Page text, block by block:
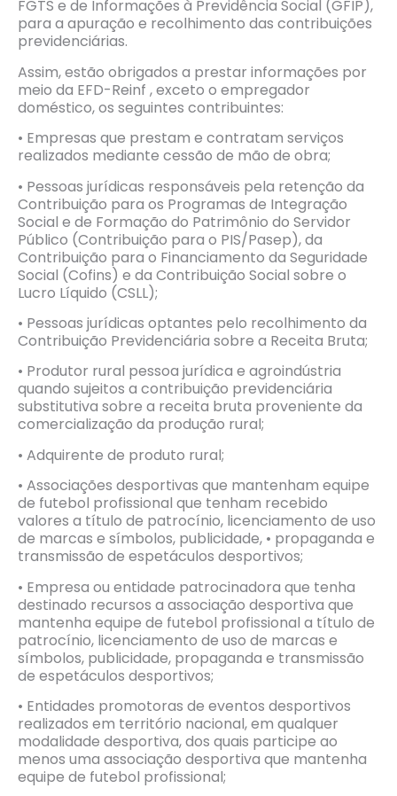
FGTS e de Informações à Previdência Social (GFIP),
para a apuração e recolhimento das contribuições
previdenciárias.
Assim, estão obrigados a prestar informações por
meio da EFD-Reinf , exceto o empregador
doméstico, os seguintes contribuintes:
• Empresas que prestam e contratam serviços
realizados mediante cessão de mão de obra;
• Pessoas jurídicas responsáveis pela retenção da
Contribuição para os Programas de Integração
Social e de Formação do Patrimônio do Servidor
Público (Contribuição para o PIS/Pasep), da
Contribuição para o Financiamento da Seguridade
Social (Cofins) e da Contribuição Social sobre o
Lucro Líquido (CSLL);
• Pessoas jurídicas optantes pelo recolhimento da
Contribuição Previdenciária sobre a Receita Bruta;
• Produtor rural pessoa jurídica e agroindústria
quando sujeitos a contribuição previdenciária
substitutiva sobre a receita bruta proveniente da
comercialização da produção rural;
• Adquirente de produto rural;
• Associações desportivas que mantenham equipe
de futebol profissional que tenham recebido
valores a título de patrocínio, licenciamento de uso
de marcas e símbolos, publicidade, • propaganda e
transmissão de espetáculos desportivos;
• Empresa ou entidade patrocinadora que tenha
destinado recursos a associação desportiva que
mantenha equipe de futebol profissional a título de
patrocínio, licenciamento de uso de marcas e
símbolos, publicidade, propaganda e transmissão
de espetáculos desportivos;
• Entidades promotoras de eventos desportivos
realizados em território nacional, em qualquer
modalidade desportiva, dos quais participe ao
menos uma associação desportiva que mantenha
equipe de futebol profissional;